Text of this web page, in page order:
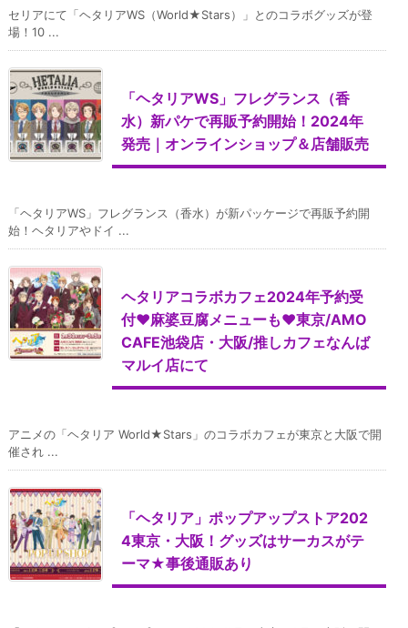
セリアにて「ヘタリアWS（World★Stars）」とのコラボグッズが登
場！10 ...
「ヘタリアWS」フレグランス（香
水）新パケで再販予約開始！2024年
発売｜オンラインショップ＆店舗販売
「ヘタリアWS」フレグランス（香水）が新パッケージで再販予約開
始！ヘタリアやドイ ...
ヘタリアコラボカフェ2024年予約受
付♥麻婆豆腐メニューも♥東京/AMO
CAFE池袋店・大阪/推しカフェなんば
マルイ店にて
アニメの「ヘタリア World★Stars」のコラボカフェが東京と大阪で開
催され ...
「ヘタリア」ポップアップストア202
4東京・大阪！グッズはサーカスがテ
ーマ★事後通販あり